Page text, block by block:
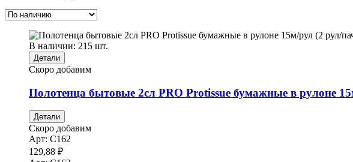
В наличии: 215 шт.
Детали
Скоро добавим
Полотенца бытовые 2сл PRO Protissue бумажные в рулоне
Детали
Скоро добавим
Арт: С162
129,88 ₽